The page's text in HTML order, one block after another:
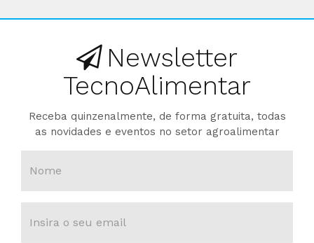
Newsletter
TecnoAlimentar
Receba quinzenalmente, de forma gratuita, todas
as novidades e eventos no setor agroalimentar